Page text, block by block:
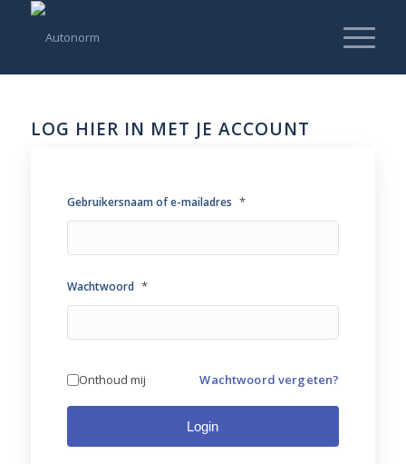
LOG HIER IN MET JE ACCOUNT
Gebruikersnaam of e-mailadres *
Wachtwoord *
Onthoud mij Wachtwoord vergeten?
Login